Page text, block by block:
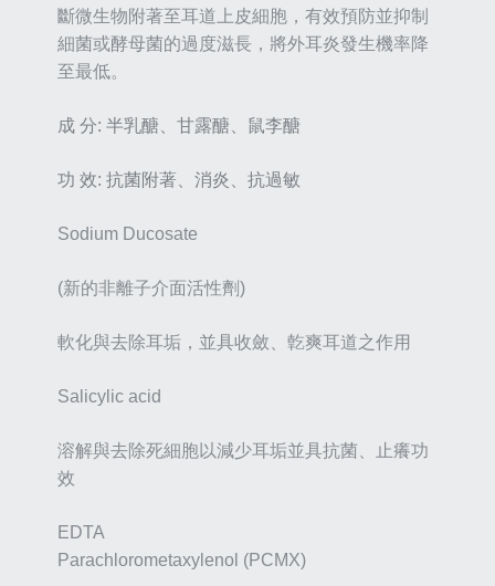
斷微生物附著至耳道上皮細胞，有效預防並抑制
細菌或酵母菌的過度滋長，將外耳炎發生機率降
至最低。
成 分: 半乳醣、甘露醣、鼠李醣
功 效: 抗菌附著、消炎、抗過敏
Sodium Ducosate
(新的非離子介面活性劑)
軟化與去除耳垢，並具收斂、亁爽耳道之作用
Salicylic acid
溶解與去除死細胞以減少耳垢並具抗菌、止癢功
效
EDTA
Parachlorometaxylenol (PCMX)